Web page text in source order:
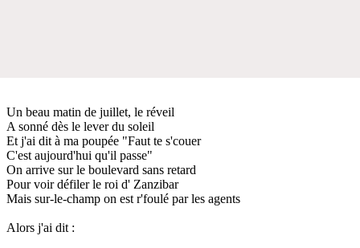
Un beau matin de juillet, le réveil
A sonné dès le lever du soleil
Et j'ai dit à ma poupée "Faut te s'couer
C'est aujourd'hui qu'il passe"
On arrive sur le boulevard sans retard
Pour voir défiler le roi d' Zanzibar
Mais sur-le-champ on est r'foulé par les agents
Alors j'ai dit :